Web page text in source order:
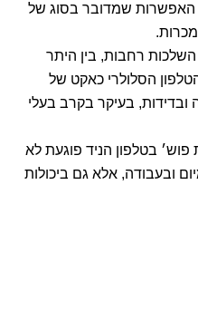
האפשרות שמדובר בסוג של
רחבות, בין היתר
הסלולרי כאקט של
בעיקר בקרב בעלי
בטלפון הניד פוגעת לא
ובעבודה, אלא גם ביכולות